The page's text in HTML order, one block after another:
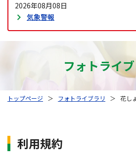
2026年08月08日
気象警報
フォトライ
トップページ ＞ フォトライブラリ ＞ 花し
利用規約